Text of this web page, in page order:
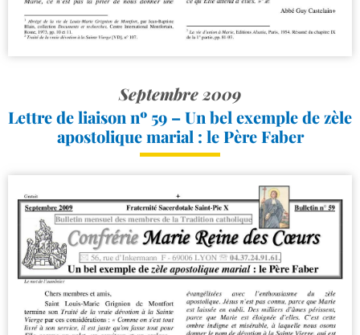
Septembre 2009
Lettre de liaison nº 59 – Un bel exemple de zèle
apostolique marial : le Père Faber